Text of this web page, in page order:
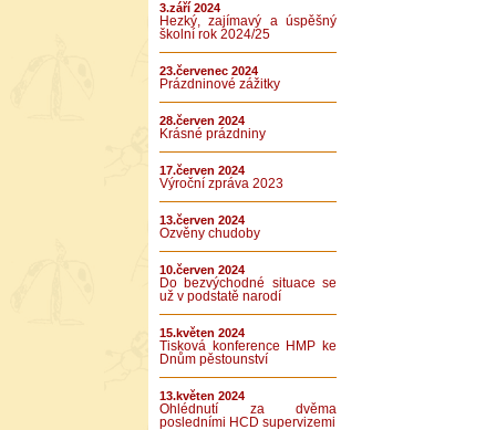
3.září 2024
Hezký, zajímavý a úspěšný
školní rok 2024/25
23.červenec 2024
Prázdninové zážitky
28.červen 2024
Krásné prázdniny
17.červen 2024
Výroční zpráva 2023
13.červen 2024
Ozvěny chudoby
10.červen 2024
Do bezvýchodné situace se
už v podstatě narodí
15.květen 2024
Tisková konference HMP ke
Dnům pěstounství
13.květen 2024
Ohlédnutí za dvěma
posledními HCD supervizemi